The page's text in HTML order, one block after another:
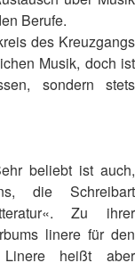
Berufe.
des Kreuzgangs
Musik, doch ist
sondern stets
beliebt ist auch,
die Schreibart
Zu ihrer
linere für den
Linere heißt aber